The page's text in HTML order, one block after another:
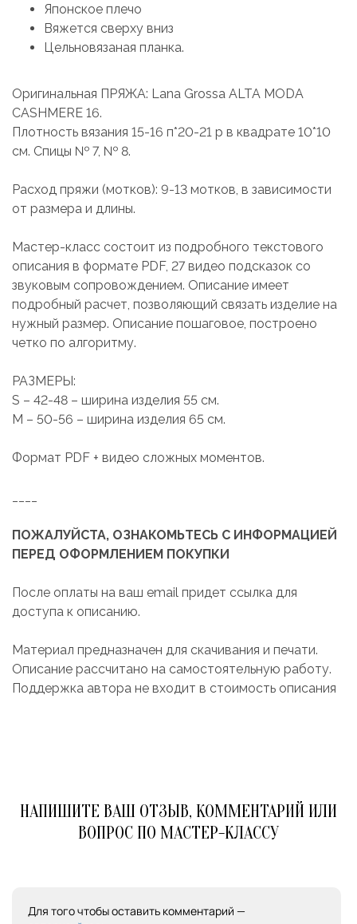
Японское плечо
Вяжется сверху вниз
Цельновязаная планка.
Оригинальная ПРЯЖА: Lana Grossa ALTA MODA
CASHMERE 16.
Плотность вязания 15-16 п*20-21 р в квадрате 10*10
см. Спицы № 7, № 8.
Расход пряжи (мотков): 9-13 мотков, в зависимости
от размера и длины.
Мастер-класс состоит из подробного текстового
описания в формате PDF, 27 видео подсказок со
звуковым сопровождением. Описание имеет
подробный расчет, позволяющий связать изделие на
нужный размер. Описание пошаговое, построено
четко по алгоритму.
РАЗМЕРЫ:
S – 42-48 – ширина изделия 55 см.
M – 50-56 – ширина изделия 65 см.
Формат PDF + видео сложных моментов.
ПОЖАЛУЙСТА, ОЗНАКОМЬТЕСЬ С ИНФОРМАЦИЕЙ
ПЕРЕД ОФОРМЛЕНИЕМ ПОКУПКИ
После оплаты на ваш email придет ссылка для
доступа к описанию.
Материал предназначен для скачивания и печати.
Описание рассчитано на самостоятельную работу.
Поддержка автора не входит в стоимость описания
НАПИШИТЕ ВАШ ОТЗЫВ, КОММЕНТАРИЙ ИЛИ
ВОПРОС ПО МАСТЕР-КЛАССУ
Для того чтобы оставить комментарий —